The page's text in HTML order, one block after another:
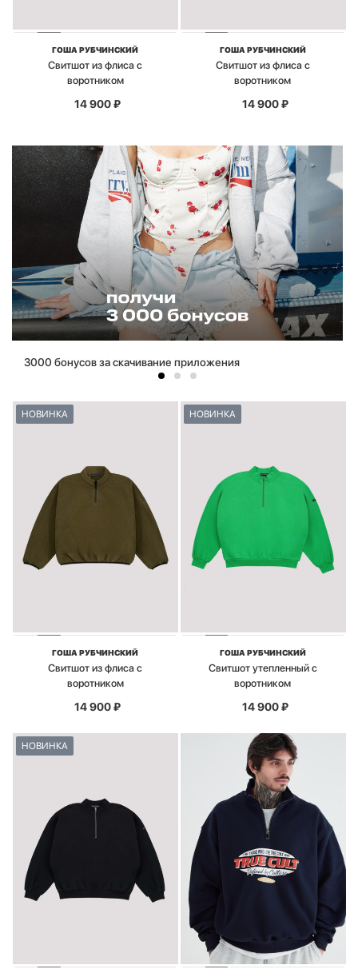
ГОША РУБЧИНСКИЙ
Свитшот из флиса с
воротником
14 900₽
ГОША РУБЧИНСКИЙ
Свитшот из флиса с
воротником
14 900₽
3000 бонусов за скачивание приложения
НОВИНКА
ГОША РУБЧИНСКИЙ
Свитшот из флиса с
воротником
14 900₽
НОВИНКА
ГОША РУБЧИНСКИЙ
Свитшот утепленный с
воротником
14 900₽
НОВИНКА